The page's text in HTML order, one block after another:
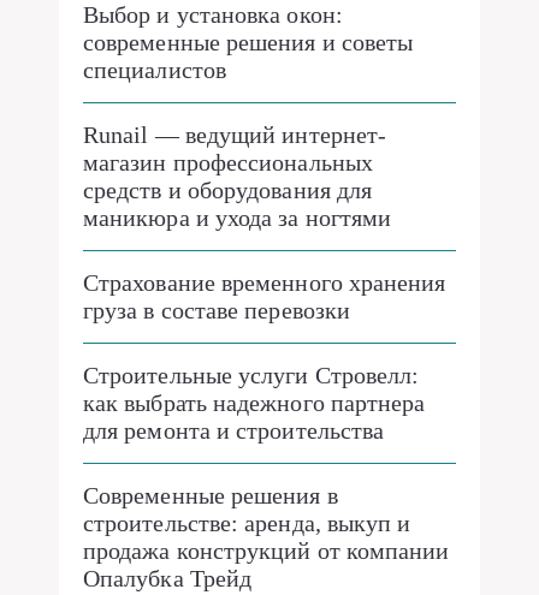
Выбор и установка окон:
современные решения и советы
специалистов
Runail — ведущий интернет-
магазин профессиональных
средств и оборудования для
маникюра и ухода за ногтями
Страхование временного хранения
груза в составе перевозки
Строительные услуги Стровелл:
как выбрать надежного партнера
для ремонта и строительства
Современные решения в
строительстве: аренда, выкуп и
продажа конструкций от компании
Опалубка Трейд